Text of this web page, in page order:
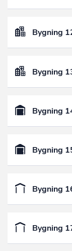
Bygning
Bygning
Bygning
Bygning
Bygning
Bygning